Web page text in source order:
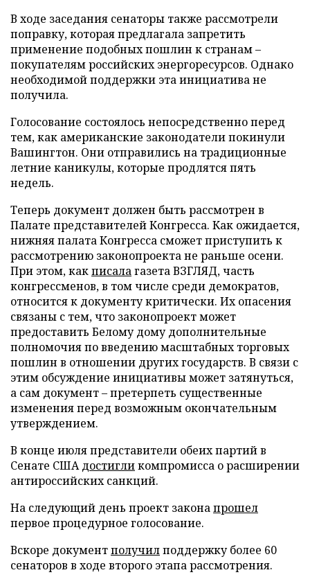
В ходе заседания сенаторы также рассмотрели
поправку, которая предлагала запретить
применение подобных пошлин к странам –
покупателям российских энергоресурсов. Однако
необходимой поддержки эта инициатива не
получила.
Голосование состоялось непосредственно перед
тем, как американские законодатели покинули
Вашингтон. Они отправились на традиционные
летние каникулы, которые продлятся пять
недель.
Теперь документ должен быть рассмотрен в
Палате представителей Конгресса. Как ожидается,
нижняя палата Конгресса сможет приступить к
рассмотрению законопроекта не раньше осени.
При этом, какписалагазета ВЗГЛЯД, часть
конгрессменов, в том числе среди демократов,
относится к документу критически. Их опасения
связаны с тем, что законопроект может
предоставить Белому дому дополнительные
полномочия по введению масштабных торговых
пошлин в отношении других государств. В связи с
этим обсуждение инициативы может затянуться,
а сам документ – претерпеть существенные
изменения перед возможным окончательным
утверждением.
В конце июля представители обеих партий в
Сенате СШАдостигликомпромисса о расширении
антироссийских санкций.
На следующий день проект законапрошел
первое процедурное голосование.
Вскоре документполучилподдержку более 60
сенаторов в ходе второго этапа рассмотрения.